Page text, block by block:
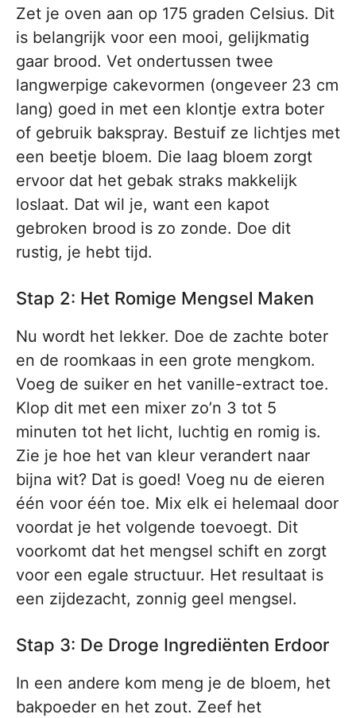
Zet je oven aan op 175 graden Celsius. Dit
is belangrijk voor een mooi, gelijkmatig
gaar brood. Vet ondertussen twee
langwerpige cakevormen (ongeveer 23 cm
lang) goed in met een klontje extra boter
of gebruik bakspray. Bestuif ze lichtjes met
een beetje bloem. Die laag bloem zorgt
ervoor dat het gebak straks makkelijk
loslaat. Dat wil je, want een kapot
gebroken brood is zo zonde. Doe dit
rustig, je hebt tijd.
Stap 2: Het Romige Mengsel Maken
Nu wordt het lekker. Doe de zachte boter
en de roomkaas in een grote mengkom.
Voeg de suiker en het vanille-extract toe.
Klop dit met een mixer zo’n 3 tot 5
minuten tot het licht, luchtig en romig is.
Zie je hoe het van kleur verandert naar
bijna wit? Dat is goed! Voeg nu de eieren
één voor één toe. Mix elk ei helemaal door
voordat je het volgende toevoegt. Dit
voorkomt dat het mengsel schift en zorgt
voor een egale structuur. Het resultaat is
een zijdezacht, zonnig geel mengsel.
Stap 3: De Droge Ingrediënten Erdoor
In een andere kom meng je de bloem, het
bakpoeder en het zout. Zeef het